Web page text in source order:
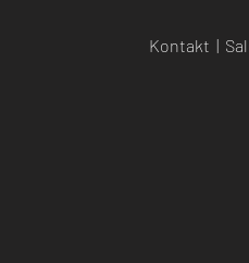
Kontakt |